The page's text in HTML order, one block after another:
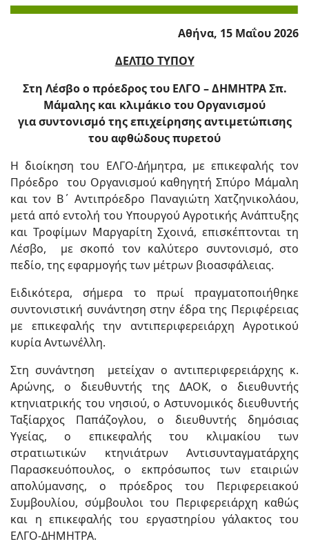
Αθήνα, 15 Μαΐου 2026
ΔΕΛΤΙΟ ΤΥΠΟΥ
Στη Λέσβο ο πρόεδρος του ΕΛΓΟ – ΔΗΜΗΤΡΑ Σπ.
Μάμαλης και κλιμάκιο του Οργανισμού
για συντονισμό της επιχείρησης αντιμετώπισης
του αφθώδους πυρετού
Η διοίκηση του ΕΛΓΟ-Δήμητρα, με επικεφαλής τον
Πρόεδρο του Οργανισμού καθηγητή Σπύρο Μάμαλη
και τον Β΄ Αντιπρόεδρο Παναγιώτη Χατζηνικολάου,
μετά από εντολή του Υπουργού Αγροτικής Ανάπτυξης
και Τροφίμων Μαργαρίτη Σχοινά, επισκέπτονται τη
Λέσβο, με σκοπό τον καλύτερο συντονισμό, στο
πεδίο, της εφαρμογής των μέτρων βιοασφάλειας.
Ειδικότερα, σήμερα τo πρωί πραγματοποιήθηκε
συντονιστική συνάντηση στην έδρα της Περιφέρειας
με επικεφαλής την αντιπεριφερειάρχη Αγροτικού
κυρία Αντωνέλλη.
Στη συνάντηση μετείχαν ο αντιπεριφερειάρχης κ.
Αρώνης, ο διευθυντής της ΔΑΟΚ, ο διευθυντής
κτηνιατρικής του νησιού, ο Αστυνομικός διευθυντής
Ταξίαρχος Παπάζογλου, ο διευθυντής δημόσιας
Υγείας, ο επικεφαλής του κλιμακίου των
στρατιωτικών κτηνιάτρων Αντισυνταγματάρχης
Παρασκευόπουλος, ο εκπρόσωπος των εταιριών
απολύμανσης, ο πρόεδρος του Περιφερειακού
Συμβουλίου, σύμβουλοι του Περιφερειάρχη καθώς
και η επικεφαλής του εργαστηρίου γάλακτος του
ΕΛΓΟ-ΔΗΜΗΤΡΑ.